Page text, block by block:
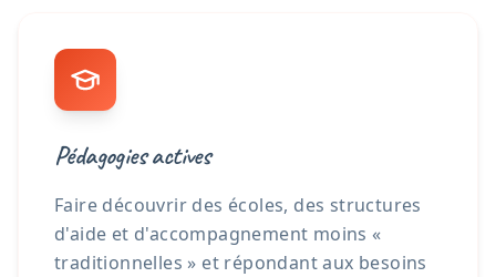
Pédagogies actives
Faire découvrir des écoles, des structures
d'aide et d'accompagnement moins «
traditionnelles » et répondant aux besoins